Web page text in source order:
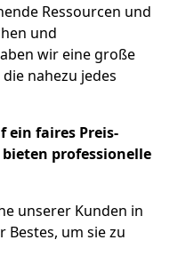
Ressourcen und
und
wir eine große
nahezu jedes
ein faires Preis-
professionelle
unserer Kunden in
um sie zu